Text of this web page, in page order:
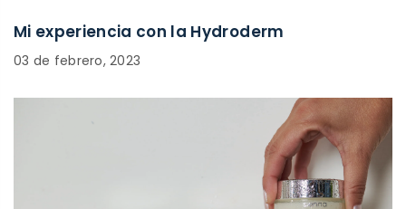
Mi experiencia con la Hydroderm
03 de febrero, 2023